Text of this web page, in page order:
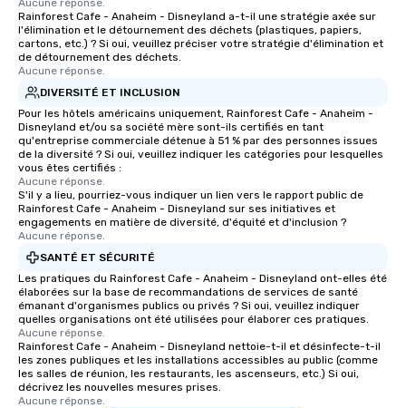
rearranged with syncopation, swing,
and soul. ► Visual Sophistication: Our
performers reflect the "Nouveau"
aesthetic—classic elegance with a
modern edge. By choosing Pop
Nouveau Jazz, you aren't just booking
a band; you are securing an
immersive experience. We specialize
in that "golden hour" energy—where
the music is sophisticated enough for
cocktails and conversation, yet
infectious enough to keep guests
engaged and energized throughout
the night. ► Pop Nouveau has
decades of experience performing at
weddings all over the planet! We are
ready to provide you with the perfect
soundtrack to enhance every moment
of your special day! From setting the
mood for your "I do" moment, to
creating a swinging vibe for cocktail
Aucune réponse.
Rainforest Cafe - Anaheim - Disneyland a-t-il une stratégie axée sur
l'élimination et le détournement des déchets (plastiques, papiers,
cartons, etc.) ? Si oui, veuillez préciser votre stratégie d'élimination et
de détournement des déchets.
Aucune réponse.
DIVERSITÉ ET INCLUSION
Pour les hôtels américains uniquement, Rainforest Cafe - Anaheim -
Disneyland et/ou sa société mère sont-ils certifiés en tant
qu'entreprise commerciale détenue à 51 % par des personnes issues
de la diversité ? Si oui, veuillez indiquer les catégories pour lesquelles
vous êtes certifiés :
Aucune réponse.
S'il y a lieu, pourriez-vous indiquer un lien vers le rapport public de
Rainforest Cafe - Anaheim - Disneyland sur ses initiatives et
engagements en matière de diversité, d'équité et d'inclusion ?
Aucune réponse.
SANTÉ ET SÉCURITÉ
Les pratiques du Rainforest Cafe - Anaheim - Disneyland ont-elles été
élaborées sur la base de recommandations de services de santé
émanant d'organismes publics ou privés ? Si oui, veuillez indiquer
quelles organisations ont été utilisées pour élaborer ces pratiques.
Aucune réponse.
Rainforest Cafe - Anaheim - Disneyland nettoie-t-il et désinfecte-t-il
les zones publiques et les installations accessibles au public (comme
les salles de réunion, les restaurants, les ascenseurs, etc.) Si oui,
décrivez les nouvelles mesures prises.
Aucune réponse.